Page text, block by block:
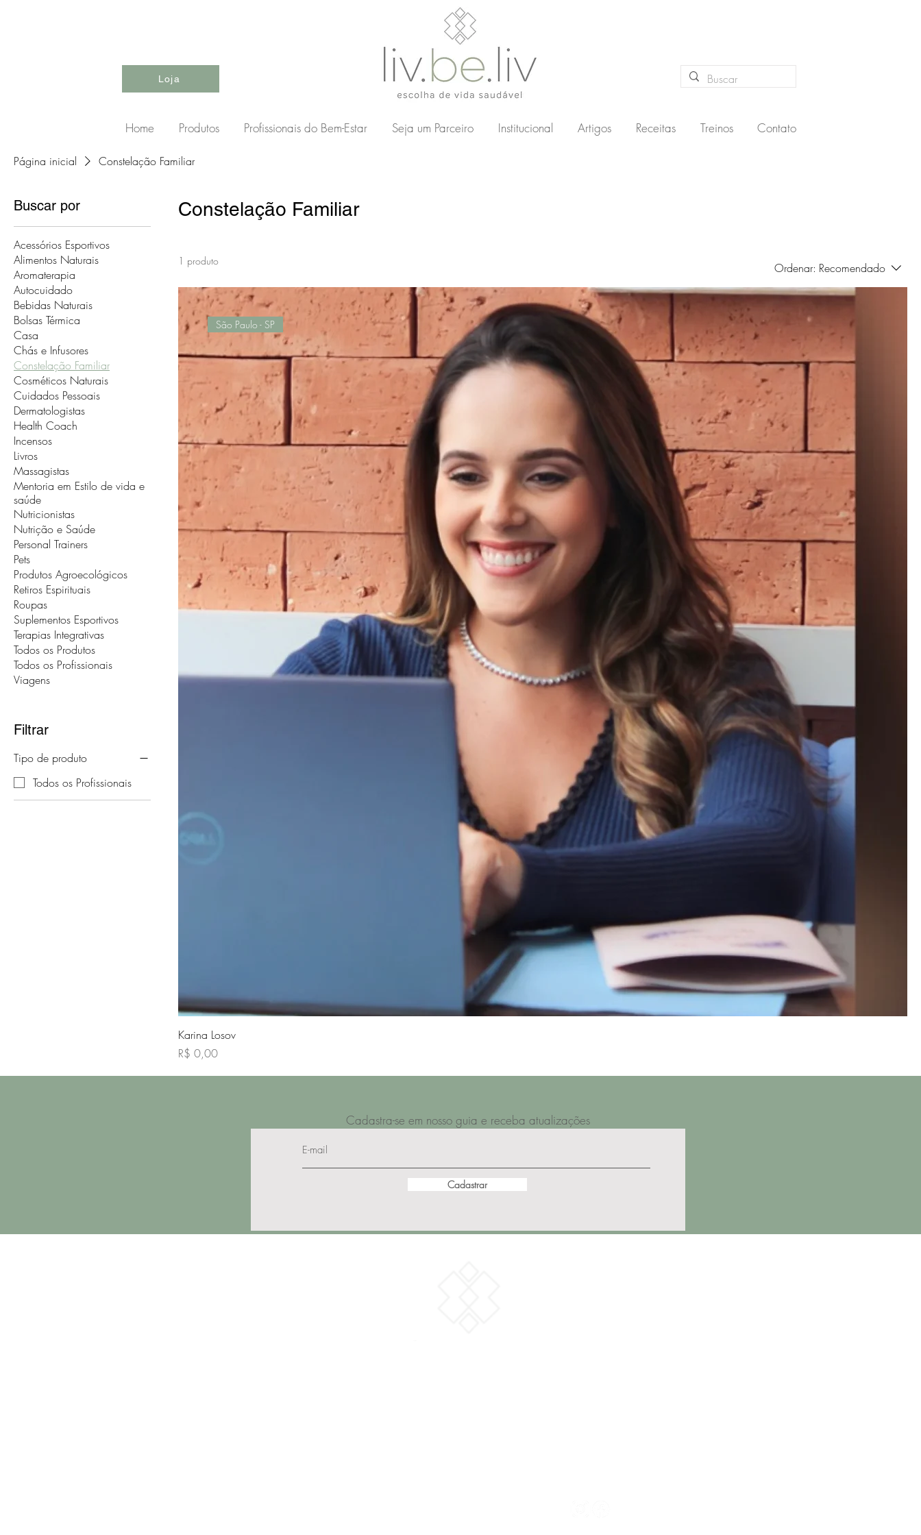
Loja
Home Produtos Profissionais do Bem-Estar Seja um Parceiro Institucional Artigos Receitas Treinos Contato
Página inicial Constelação Familiar
Buscar por
Acessórios Esportivos
Alimentos Naturais
Aromaterapia
Autocuidado
Bebidas Naturais
Bolsas Térmica
Casa
Chás e Infusores
Constelação Familiar
Cosméticos Naturais
Cuidados Pessoais
Dermatologistas
Health Coach
Incensos
Livros
Massagistas
Mentoria em Estilo de vida e
saúde
Nutricionistas
Nutrição e Saúde
Personal Trainers
Pets
Produtos Agroecológicos
Retiros Espirituais
Roupas
Suplementos Esportivos
Terapias Integrativas
Todos os Produtos
Todos os Profissionais
Viagens
Filtrar
Tipo de produto
Todos os Profissionais
Constelação Familiar
1 produto Ordenar: Recomendado
São Paulo - SP
Karina Losov
Preço
R$ 0,00
Cadastra-se em nosso guia e receba atualizações
Cadastrar